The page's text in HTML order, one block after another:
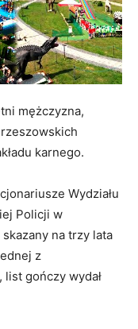
mężczyzna,
karnego.
Wydziału
Policji w
na trzy lata
z
gończy wydał